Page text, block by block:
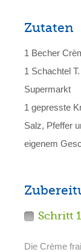
Zutaten
1 Becher
1 Schachtel
Supermarkt
1 gepresste
Salz, Pfeffer
eigenem
Schritt 1
Die Crème